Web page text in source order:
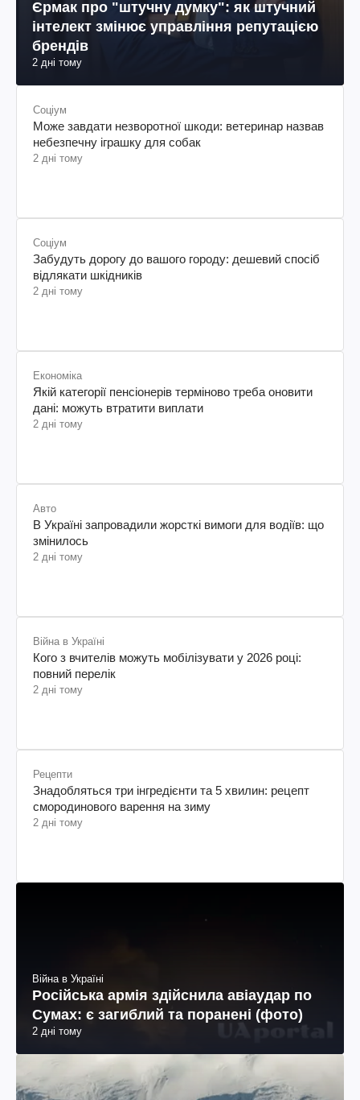
Єрмак про "штучну думку": як штучний
інтелект змінює управління репутацією
брендів
2 дні тому
Соціум
Може завдати незворотної шкоди: ветеринар назвав
небезпечну іграшку для собак
2 дні тому
Соціум
Забудуть дорогу до вашого городу: дешевий спосіб
відлякати шкідників
2 дні тому
Економіка
Якій категорії пенсіонерів терміново треба оновити
дані: можуть втратити виплати
2 дні тому
Авто
В Україні запровадили жорсткі вимоги для водіїв: що
змінилось
2 дні тому
Війна в Україні
Кого з вчителів можуть мобілізувати у 2026 році:
повний перелік
2 дні тому
Рецепти
Знадобляться три інгредієнти та 5 хвилин: рецепт
смородинового варення на зиму
2 дні тому
Війна в Україні
Російська армія здійснила авіаудар по
Сумах: є загиблий та поранені (фото)
2 дні тому